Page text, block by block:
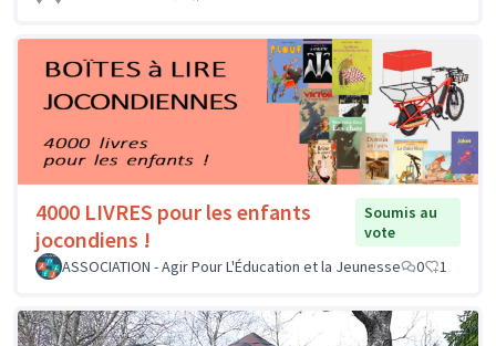
4000 LIVRES pour les enfants
jocondiens !
Soumis au
vote
ASSOCIATION - Agir Pour L'Éducation et la Jeunesse
0 1